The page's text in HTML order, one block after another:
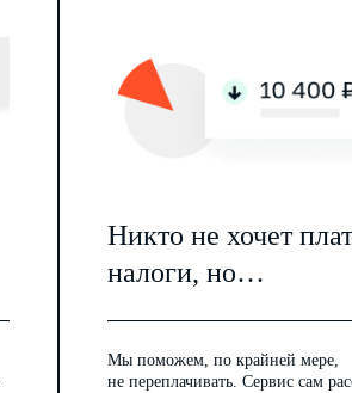
Никто не хочет
налоги, но…
Мы поможем, по крайней мере,
не переплачивать. Сервис сам